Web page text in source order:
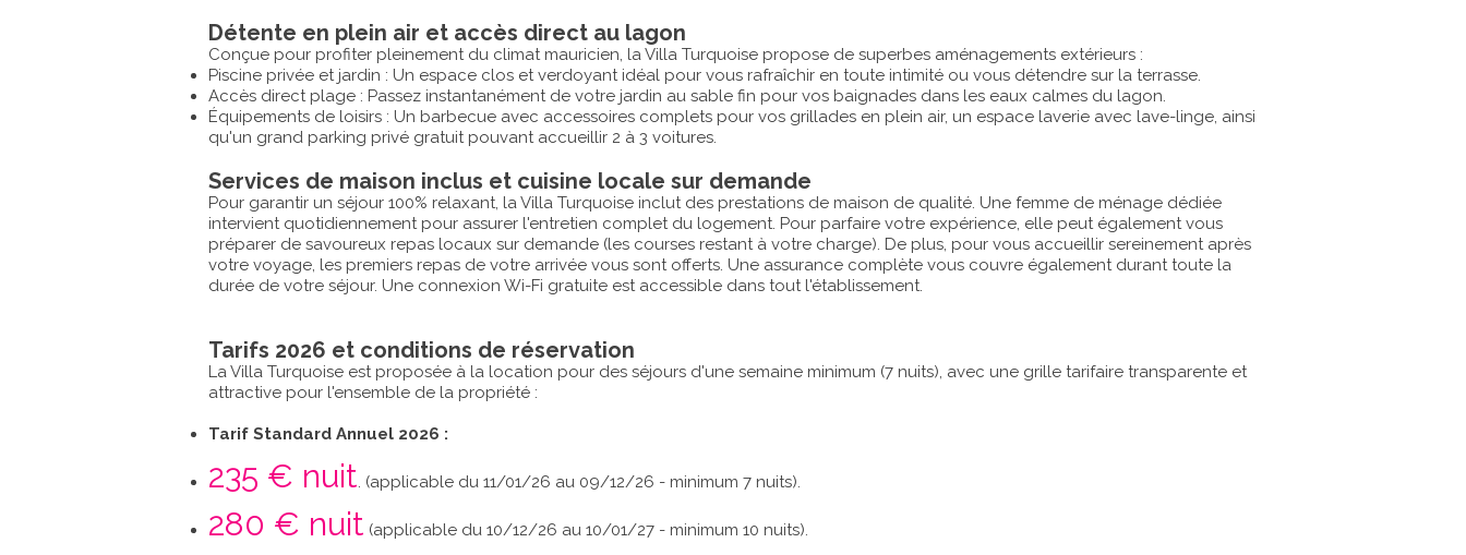
Détente en plein air et accès direct au lagon
Conçue pour profiter pleinement du climat mauricien, la Villa Turquoise propose de superbes aménagements extérieurs :
Piscine privée et jardin : Un espace clos et verdoyant idéal pour vous rafraîchir en toute intimité ou vous détendre sur la terrasse.
Accès direct plage : Passez instantanément de votre jardin au sable fin pour vos baignades dans les eaux calmes du lagon.
Équipements de loisirs : Un barbecue avec accessoires complets pour vos grillades en plein air, un espace laverie avec lave-linge, ainsi
qu'un grand parking privé gratuit pouvant accueillir 2 à 3 voitures.
Services de maison inclus et cuisine locale sur demande
Pour garantir un séjour 100% relaxant, la Villa Turquoise inclut des prestations de maison de qualité. Une femme de ménage dédiée
intervient quotidiennement pour assurer l'entretien complet du logement. Pour parfaire votre expérience, elle peut également vous
préparer de savoureux repas locaux sur demande (les courses restant à votre charge). De plus, pour vous accueillir sereinement après
votre voyage, les premiers repas de votre arrivée vous sont offerts. Une assurance complète vous couvre également durant toute la
durée de votre séjour. Une connexion Wi-Fi gratuite est accessible dans tout l'établissement.
Tarifs 2026 et conditions de réservation
La Villa Turquoise est proposée à la location pour des séjours d'une semaine minimum (7 nuits), avec une grille tarifaire transparente et
attractive pour l'ensemble de la propriété :
Tarif Standard Annuel 2026 :
235 € nuit. (applicable du 11/01/26 au 09/12/26 - minimum 7 nuits).
280 € nuit (applicable du 10/12/26 au 10/01/27 - minimum 10 nuits).